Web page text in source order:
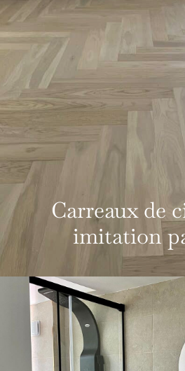
Carreaux de
imitation